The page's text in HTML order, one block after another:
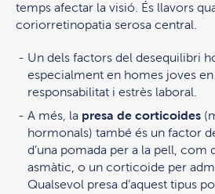
temps afectar la visió. És llavors
coriorretinopatia serosa central.
Un dels factors del desequilibri
especialment en homes joves
responsabilitat i estrès laboral.
A més, la presa de corticoides
hormonals) també és un factor
d’una pomada per a la pell, com
asmàtic, o un corticoide per
Qualsevol presa d’aquest tipus